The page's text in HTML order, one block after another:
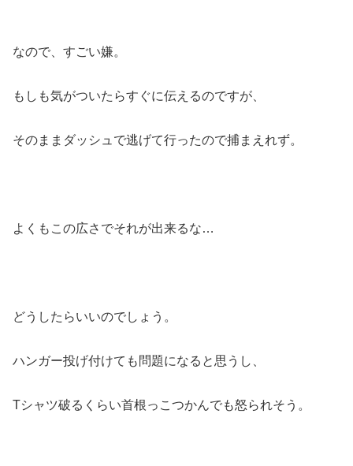
なので、すごい嫌。
もしも気がついたらすぐに伝えるのですが、
そのままダッシュで逃げて行ったので捕まえれず。
よくもこの広さでそれが出来るな…
どうしたらいいのでしょう。
ハンガー投げ付けても問題になると思うし、
Tシャツ破るくらい首根っこつかんでも怒られそう。